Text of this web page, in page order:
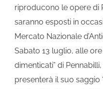
riproducono le opere di
saranno esposti in
Mercato Nazionale
Sabato 13 luglio, alle ore
dimenticati” di
presenterà il suo saggio